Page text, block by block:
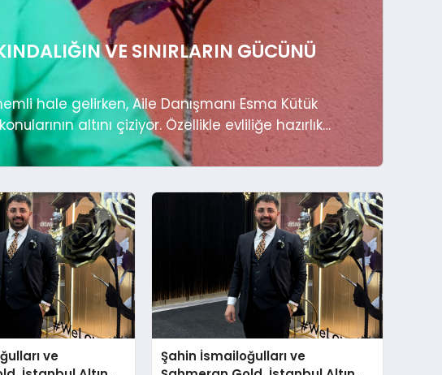
VE SINIRLARIN GÜCÜNÜ
hale gelirken, Aile Danışmanı Esma Kütük
altını çiziyor. Özellikle evliliğe hazırlık
danışanlarına “Önce kendini tanı”
ve
Şahin İsmailoğulları ve